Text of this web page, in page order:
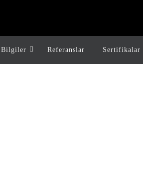
Bilgiler Referanslar Sertifikalar